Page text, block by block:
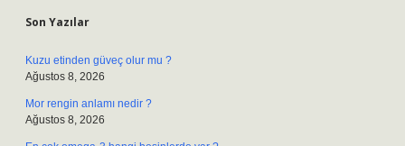
Son Yazılar
Kuzu etinden güveç olur mu ?
Ağustos 8, 2026
Mor rengin anlamı nedir ?
Ağustos 8, 2026